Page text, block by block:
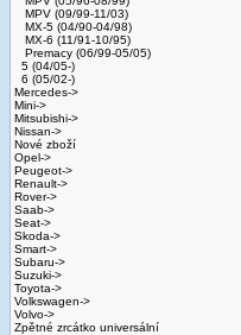
MPV (09/99-11/03)
MX-5 (04/90-04/98)
MX-6 (11/91-10/95)
Premacy (06/99-05/05)
5 (04/05-)
6 (05/02-)
Mercedes->
Mini->
Mitsubishi->
Nissan->
Nové zboží
Opel->
Peugeot->
Renault->
Rover->
Saab->
Seat->
Skoda->
Smart->
Subaru->
Suzuki->
Toyota->
Volkswagen->
Volvo->
Zpětné zrcátko universální